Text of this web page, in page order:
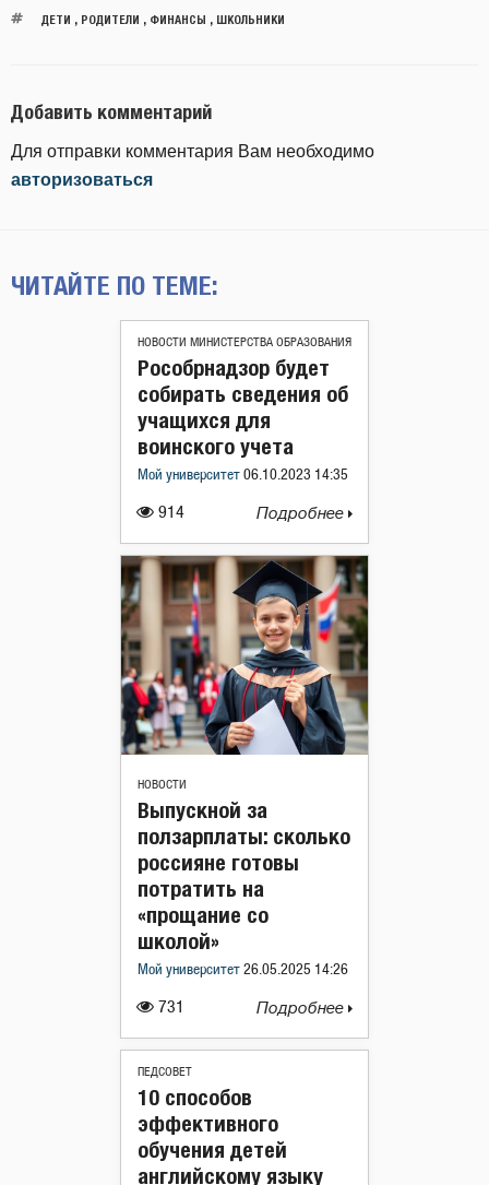
ДЕТИ РОДИТЕЛИ ФИНАНСЫ ШКОЛЬНИКИ
Добавить комментарий
Для отправки комментария Вам необходимо
авторизоваться
ЧИТАЙТЕ ПО ТЕМЕ:
НОВОСТИ МИНИСТЕРСТВА ОБРАЗОВАНИЯ
914
Рособрнадзор будет
собирать сведения об
учащихся для
воинского учета
Мой университет 06.10.2023 14:35
Подробнее
НОВОСТИ
731
Выпускной за
ползарплаты: сколько
россияне готовы
потратить на
«прощание со
школой»
Мой университет 26.05.2025 14:26
Подробнее
ПЕДСОВЕТ
10 способов
эффективного
обучения детей
английскому языку